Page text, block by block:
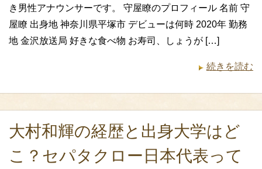
き男性アナウンサーです。 守屋瞭のプロフィール 名前 守
屋瞭 出身地 神奈川県平塚市 デビューは何時 2020年 勤務
地 金沢放送局 好きな食べ物 お寿司、しょうが […]
続きを読む
大村和輝の経歴と出身大学はど
こ？セパタクロー日本代表って